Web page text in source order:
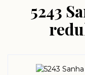
5243